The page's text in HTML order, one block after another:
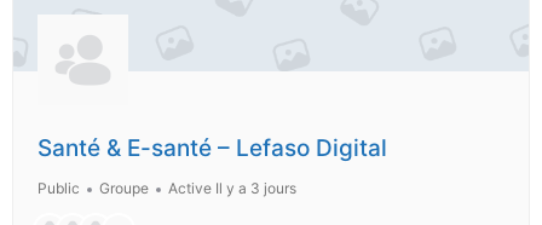
Santé & E-santé – Lefaso Digital
Public Groupe Active Il y a 3 jours